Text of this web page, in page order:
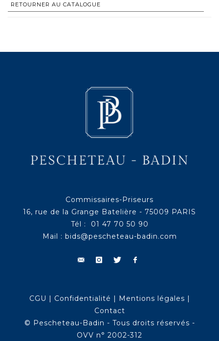
RETOURNER AU CATALOGUE
Commissaires-Priseurs
16, rue de la Grange Batelière - 75009 PARIS
Tél : 01 47 70 50 90
Mail : bids@pescheteau-badin.com
CGU | Confidentialité | Mentions légales |
Contact
© Pescheteau-Badin - Tous droits réservés -
OVV n° 2002-312